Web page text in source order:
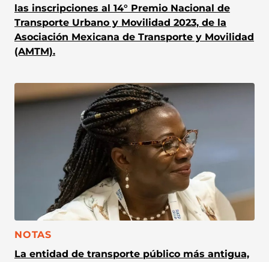
las inscripciones al 14° Premio Nacional de
Transporte Urbano y Movilidad 2023, de la
Asociación Mexicana de Transporte y Movilidad
(AMTM).
CATEGORÍA:
NOTAS
La entidad de transporte público más antigua,